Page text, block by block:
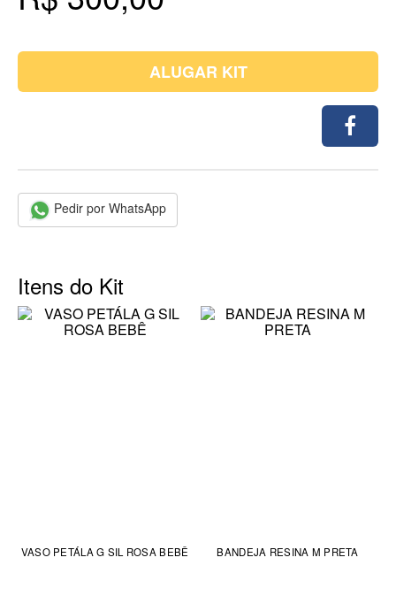
ALUGAR KIT
Pedir por WhatsApp
Itens do Kit
VASO PETÁLA G SIL ROSA BEBÊ BANDEJA RESINA M PRETA